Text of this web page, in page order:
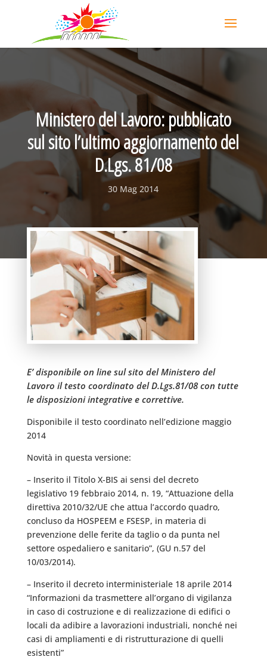
Ministero del Lavoro: pubblicato
sul sito l’ultimo aggiornamento del
D.Lgs. 81/08
30 Mag 2014
E’ disponibile on line sul sito del Ministero del
Lavoro il testo coordinato del D.Lgs.81/08 con tutte
le disposizioni integrative e correttive.
Disponibile il testo coordinato nell’edizione maggio
2014
Novità in questa versione:
– Inserito il Titolo X-BIS ai sensi del decreto
legislativo 19 febbraio 2014, n. 19, “Attuazione della
direttiva 2010/32/UE che attua l’accordo quadro,
concluso da HOSPEEM e FSESP, in materia di
prevenzione delle ferite da taglio o da punta nel
settore ospedaliero e sanitario”, (GU n.57 del
10/03/2014).
– Inserito il decreto interministeriale 18 aprile 2014
“Informazioni da trasmettere all’organo di vigilanza
in caso di costruzione e di realizzazione di edifici o
locali da adibire a lavorazioni industriali, nonché nei
casi di ampliamenti e di ristrutturazione di quelli
esistenti”